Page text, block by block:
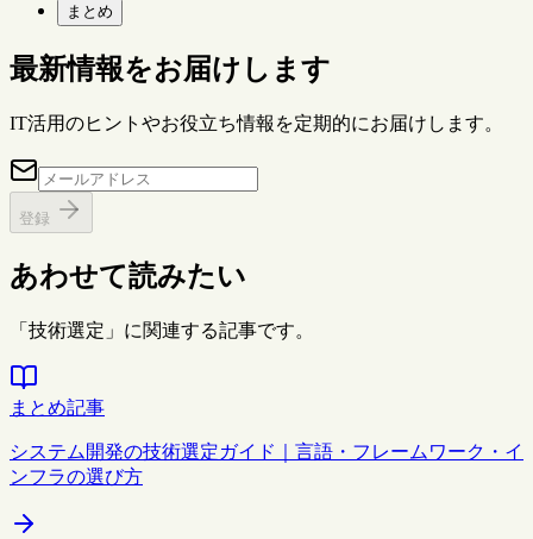
まとめ
最新情報をお届けします
IT活用のヒントやお役立ち情報を定期的にお届けします。
登録
あわせて読みたい
「技術選定」に関連する記事です。
まとめ記事
システム開発の技術選定ガイド｜言語・フレームワーク・イ
ンフラの選び方